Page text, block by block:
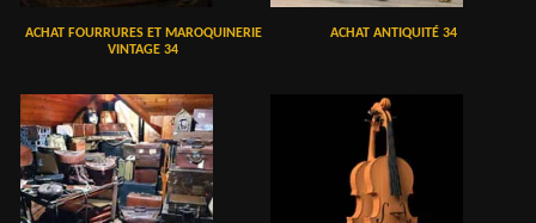
ACHAT FOURRURES ET MAROQUINERIE
VINTAGE 34
ACHAT ANTIQUITÉ 34